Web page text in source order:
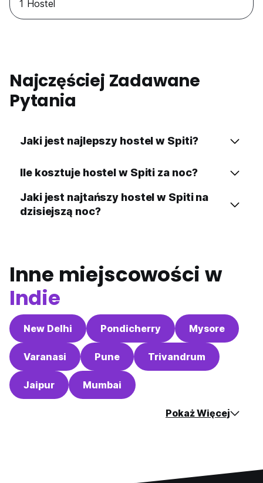
1 Hostel
Najczęściej Zadawane
Pytania
Jaki jest najlepszy hostel w Spiti?
Ile kosztuje hostel w Spiti za noc?
Jaki jest najtańszy hostel w Spiti na
dzisiejszą noc?
Inne miejscowości w
Indie
New Delhi Pondicherry Mysore
Varanasi Pune Trivandrum
Jaipur Mumbai
Pokaż Więcej